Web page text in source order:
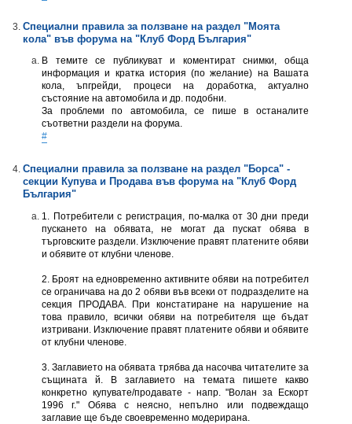
Специални правила за ползване на раздел "Моята
кола" във форумa на "Клуб Форд България"
В темите се публикуват и коментират снимки, обща
информация и кратка история (по желание) на Вашата
кола, ъпгрейди, процеси на доработка, актуално
състояние на автомобила и др. подобни.
За проблеми по автомобила, се пише в останалите
съответни раздели на форума.
#
Специални правила за ползване на раздел "Борса" -
секции Купува и Продава във форумa на "Клуб Форд
България"
1. Потребители с регистрация, по-малка от 30 дни преди
пускането на обявата, не могат да пускат обява в
търговските раздели. Изключение правят платените обяви
и обявите от клубни членове.
2. Броят на едновременно активните обяви на потребител
се ограничава на до 2 обяви във всеки от подразделите на
секция ПРОДАВА. При констатиране на нарушение на
това правило, всички обяви на потребителя ще бъдат
изтривани. Изключение правят платените обяви и обявите
от клубни членове.
3. Заглавието на обявата трябва да насочва читателите за
същината й. В заглавието на темата пишете какво
конкретно купувате/продавате - напр. "Волан за Ескорт
1996 г." Обява с неясно, непълно или подвеждащо
заглавие ще бъде своевременно модерирана.